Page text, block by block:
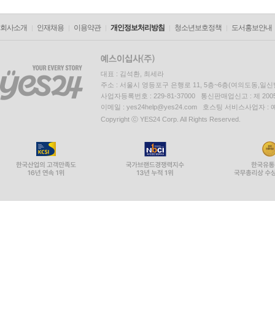
회사소개 인재채용 이용약관 개인정보처리방침 청소년보호정책 도서홍보안내
대표 : 김석환, 최세라
주소 : 서울시 영등포구 은행로 11, 5층~6층(여의도동,일신
사업자등록번호 : 229-81-37000 통신판매업신고 : 제
이메일 : yes24help@yes24.com 호스팅 서비스사업자 :
Copyright ⓒ YES24 Corp. All Rights Reserved.